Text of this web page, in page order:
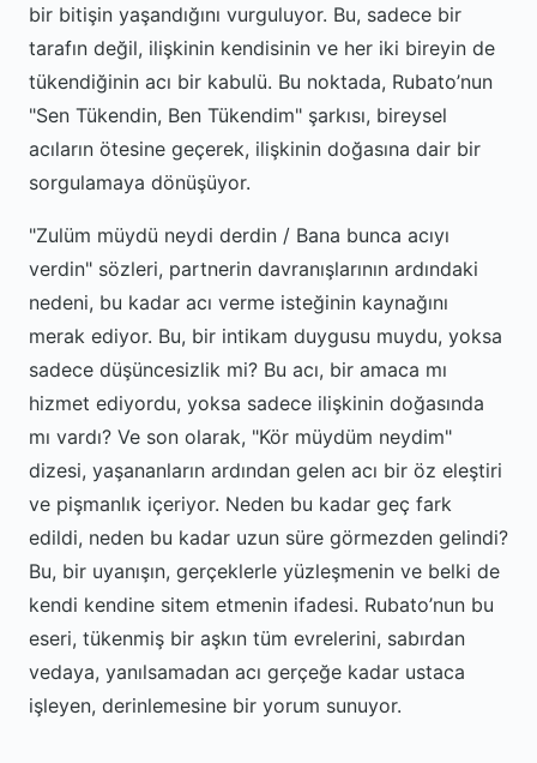
bir bitişin yaşandığını vurguluyor. Bu, sadece bir
tarafın değil, ilişkinin kendisinin ve her iki bireyin de
tükendiğinin acı bir kabulü. Bu noktada, Rubato’nun
"Sen Tükendin, Ben Tükendim" şarkısı, bireysel
acıların ötesine geçerek, ilişkinin doğasına dair bir
sorgulamaya dönüşüyor.
"Zulüm müydü neydi derdin / Bana bunca acıyı
verdin" sözleri, partnerin davranışlarının ardındaki
nedeni, bu kadar acı verme isteğinin kaynağını
merak ediyor. Bu, bir intikam duygusu muydu, yoksa
sadece düşüncesizlik mi? Bu acı, bir amaca mı
hizmet ediyordu, yoksa sadece ilişkinin doğasında
mı vardı? Ve son olarak, "Kör müydüm neydim"
dizesi, yaşananların ardından gelen acı bir öz eleştiri
ve pişmanlık içeriyor. Neden bu kadar geç fark
edildi, neden bu kadar uzun süre görmezden gelindi?
Bu, bir uyanışın, gerçeklerle yüzleşmenin ve belki de
kendi kendine sitem etmenin ifadesi. Rubato’nun bu
eseri, tükenmiş bir aşkın tüm evrelerini, sabırdan
vedaya, yanılsamadan acı gerçeğe kadar ustaca
işleyen, derinlemesine bir yorum sunuyor.